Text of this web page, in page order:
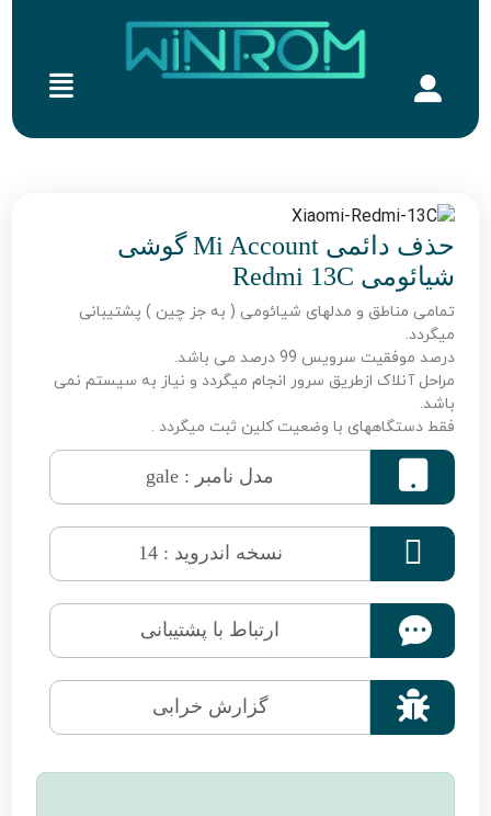
حذف دائمی Mi Account گوشی
شیائومی Redmi 13C
تمامی مناطق و مدلهای شیائومی ( به جز چین ) پشتیبانی
میگردد.
درصد موفقیت سرویس 99 درصد می باشد.
مراحل آنلاک ازطریق سرور انجام میگردد و نیاز به سیستم نمی
باشد.
فقط دستگاههای با وضعیت کلین ثبت میگردد .
مدل نامبر : gale
 نسخه اندروید : 14
ارتباط با پشتیبانی
 گزارش خرابی